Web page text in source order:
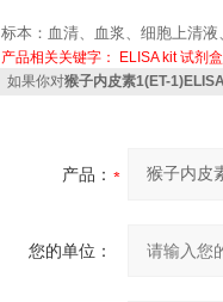
标本：血清、血浆、细胞上清
产品相关关键字： ELISA kit 试剂盒
如果你对猴子内皮素1(ET-
产品：
您的单位：